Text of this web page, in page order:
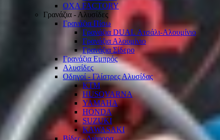
OXA FACTORY
Γρανάζια - Αλυσίδες
Γρανάζια Πίσω
Γρανάζια DUAL Ατσάλι-Αλουμίνιο
Γρανάζια Αλουμίνιο
Γρανάζια Σίδερο
Γρανάζια Εμπρός
Αλυσίδες
Οδηγοί - Γλίστρες Αλυσίδας
KTM
HUSQVARNA
YAMAHA
HONDA
SUZUKI
KAWASAKI
Βίδες - Διάφορα